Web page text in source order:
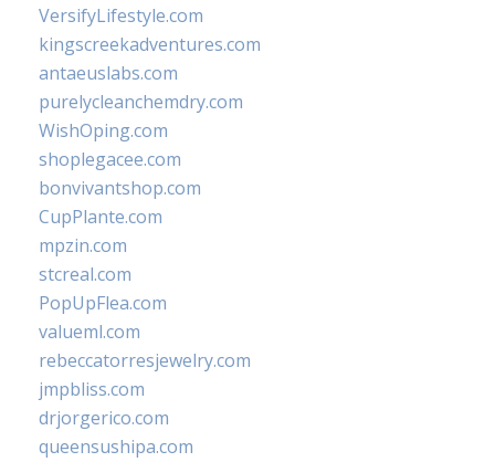
VersifyLifestyle.com
kingscreekadventures.com
antaeuslabs.com
purelycleanchemdry.com
WishOping.com
shoplegacee.com
bonvivantshop.com
CupPlante.com
mpzin.com
stcreal.com
PopUpFlea.com
valueml.com
rebeccatorresjewelry.com
jmpbliss.com
drjorgerico.com
queensushipa.com